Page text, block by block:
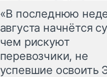
«В последнюю
августа начнётся
чем рискуют
перевозчики, не
успевшие освоить